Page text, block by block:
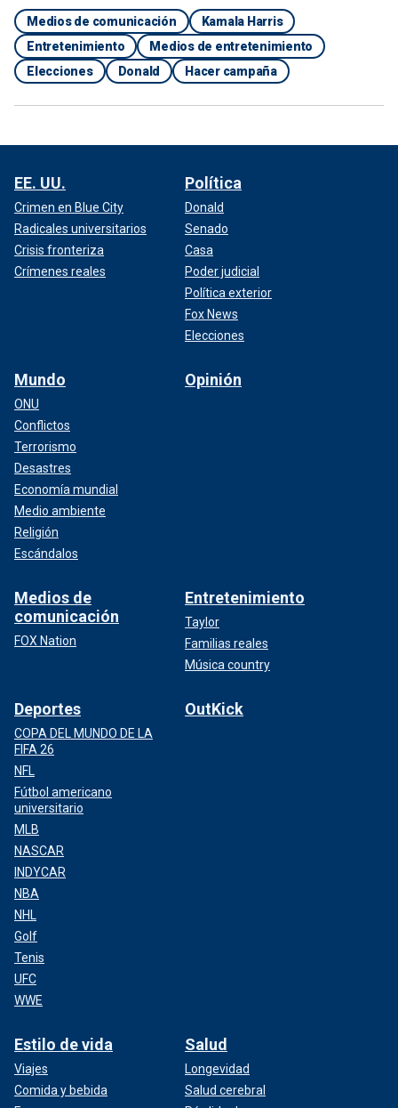
Medios de comunicación
Kamala Harris
Entretenimiento
Medios de entretenimiento
Elecciones
Donald Hacer campaña
EE. UU.
Crimen en Blue City
Radicales universitarios
Crisis fronteriza
Crímenes reales
Política
Donald
Senado
Casa
Poder judicial
Política exterior
Fox News
Elecciones
Mundo
ONU
Conflictos
Terrorismo
Desastres
Economía mundial
Medio ambiente
Religión
Escándalos
Opinión
Medios de
comunicación
FOX Nation
Entretenimiento
Taylor
Familias reales
Música country
Deportes
COPA DEL MUNDO DE LA
FIFA 26
NFL
Fútbol americano
universitario
MLB
NASCAR
INDYCAR
NBA
NHL
Golf
Tenis
UFC
WWE
OutKick
Estilo de vida
Viajes
Comida y bebida
Salud
Longevidad
Salud cerebral